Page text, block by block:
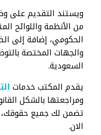
ويستند التقديم على
من الأنظمة واللوائح
الحكومي، إضافة إلى
والجهات المختصة
السعودية.
يقدم المكتب خدمات
ومراجعتها بالشكل
تضمن لك جميع حقوقك،
الان.